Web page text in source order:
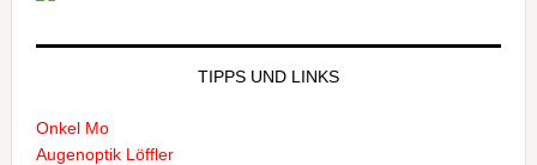
TIPPS UND LINKS
Onkel Mo
Augenoptik Löffler